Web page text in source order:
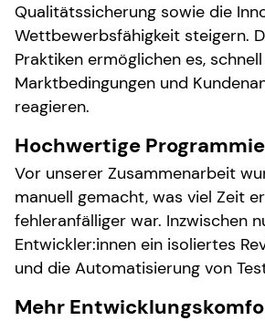
Qualitätssicherung sowie die
Wettbewerbsfähigkeit steigern.
Praktiken ermöglichen es,
Marktbedingungen und
reagieren.
Hochwertige
Vor unserer Zusammenarbeit
manuell gemacht, was viel Zeit
fehleranfälliger war. Inzwischen
Entwickler:innen ein isoliertes
und die Automatisierung von
Mehr